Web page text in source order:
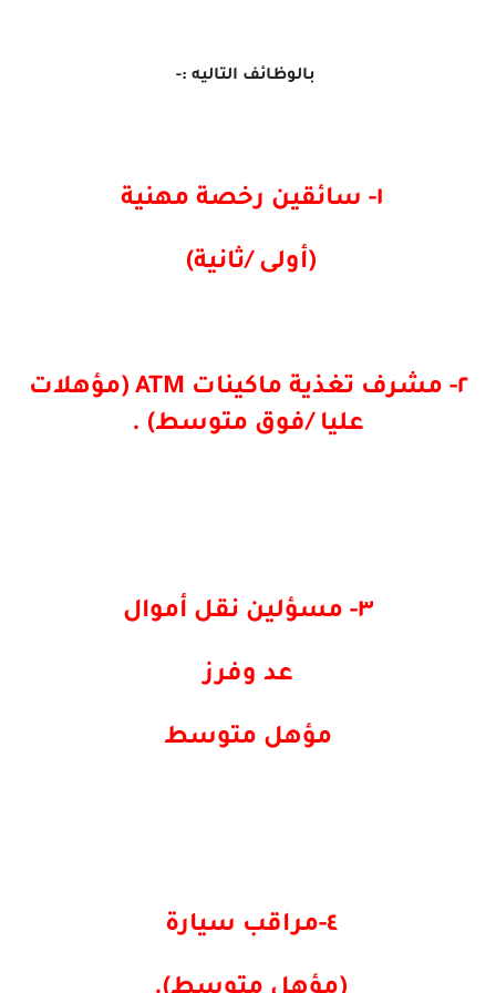
بالوظائف التاليه :-
١- سائقين رخصة مهنية
(أولى /ثانية)
٢- مشرف تغذية ماكينات ATM (مؤهلات
عليا /فوق متوسط) .
٣- مسؤلين نقل أموال
عد وفرز
مؤهل متوسط
٤-مراقب سيارة